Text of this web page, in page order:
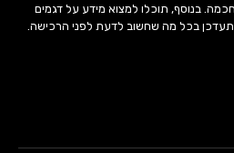
בנוסף, תוכלו למצוא מידע על דגמים
בכל מה שחשוב לדעת לפני הרכישה.